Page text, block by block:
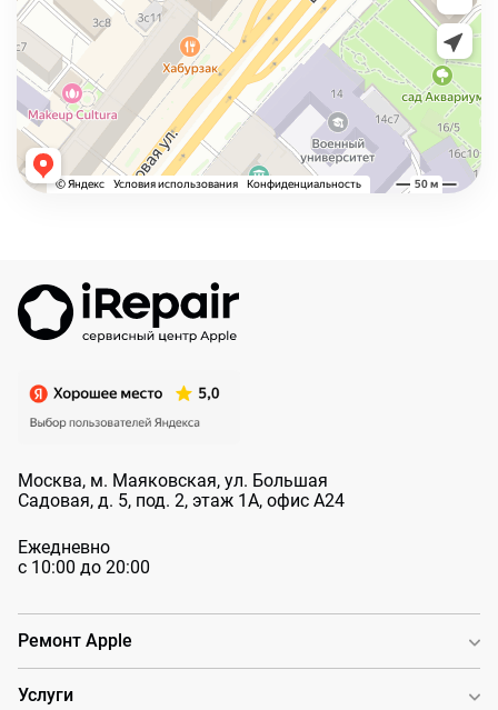
Москва, м. Маяковская, ул. Большая
Садовая, д. 5, под. 2, этаж 1А, офис А24
Ежедневно
с 10:00 до 20:00
Ремонт Apple
Услуги